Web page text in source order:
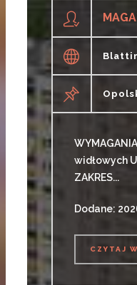
widłowych
ZAKRES...
Dodane:
CZYTAJ